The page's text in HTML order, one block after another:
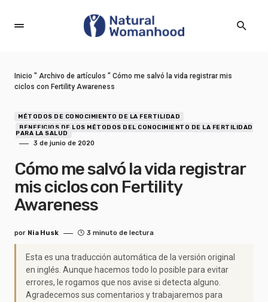
Inicio " Archivo de artículos " Cómo me salvó la vida registrar mis
ciclos con Fertility Awareness
MÉTODOS DE CONOCIMIENTO DE LA FERTILIDAD
BENEFICIOS DE LOS MÉTODOS DEL CONOCIMIENTO DE LA FERTILIDAD
PARA LA SALUD
3 de junio de 2020
Cómo me salvó la vida registrar
mis ciclos con Fertility
Awareness
por Nia Husk 3 minuto de lectura
Esta es una traducción automática de la versión original
en inglés. Aunque hacemos todo lo posible para evitar
errores, le rogamos que nos avise si detecta alguno.
Agradecemos sus comentarios y trabajaremos para